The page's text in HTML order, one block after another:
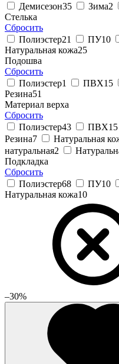
Демисезон35 Зима2
Стелька
Сбросить
Полиэстер21 ПУ10
Натуральная кожа25
Подошва
Сбросить
Полиэстер1 ПВХ15
Резина51
Материал верха
Сбросить
Полиэстер43 ПВХ15
Резина7 Натуральная
натуральная2
Подкладка
Сбросить
Полиэстер68 ПУ10
Натуральная кожа10
–30%